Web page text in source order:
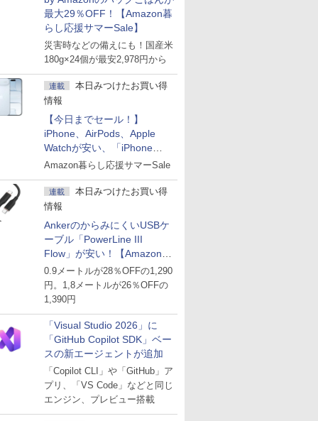
最大29％OFF！【Amazon暮
らし応援サマーSale】
災害時などの備えにも！国産米
180g×24個が最安2,978円から
連載
本日みつけたお買い得
情報
【今日までセール！】
iPhone、AirPods、Apple
Watchが安い、「iPhone
Air」256GB版が139,800円な
Amazon暮らし応援サマーSale
連載
本日みつけたお買い得
情報
AnkerのからみにくいUSBケ
ーブル「PowerLine III
Flow」が安い！【Amazon暮
らし応援サマーSale】
0.9メートルが28％OFFの1,290
円。1,8メートルが26％OFFの
1,390円
「Visual Studio 2026」に
「GitHub Copilot SDK」ベー
スの新エージェントが追加
「Copilot CLI」や「GitHub」ア
プリ、「VS Code」などと同じ
エンジン、プレビュー搭載